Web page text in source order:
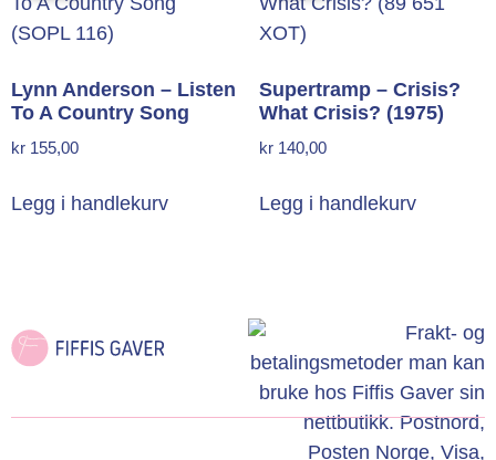
Lynn Anderson – Listen
To A Country Song
kr 155,00
Legg i handlekurv
Supertramp – Crisis?
What Crisis? (1975)
kr 140,00
Legg i handlekurv